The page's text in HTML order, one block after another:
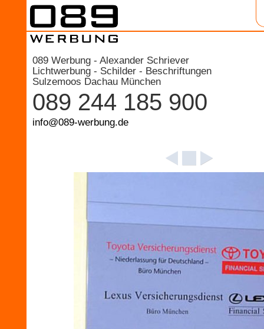
089 Werbung - Alexander Schriever
Lichtwerbung - Schilder - Beschriftungen
Sulzemoos Dachau München
089 244 185 900
info@089-werbung.de